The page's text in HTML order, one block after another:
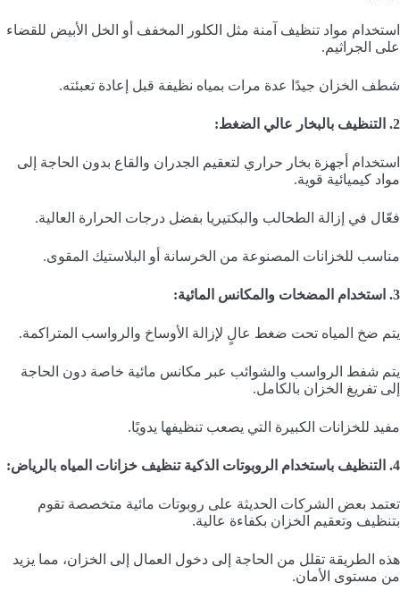
استخدام مواد تنظيف آمنة مثل الكلور المخفف أو الخل الأبيض للقضاء
على الجراثيم.
شطف الخزان جيدًا عدة مرات بمياه نظيفة قبل إعادة تعبئته.
2. التنظيف بالبخار عالي الضغط:
استخدام أجهزة بخار حراري لتعقيم الجدران والقاع بدون الحاجة إلى
مواد كيميائية قوية.
فعّال في إزالة الطحالب والبكتيريا بفضل درجات الحرارة العالية.
مناسب للخزانات المصنوعة من الخرسانة أو البلاستيك المقوى.
3. استخدام المضخات والمكانس المائية:
يتم ضخ المياه تحت ضغط عالٍ لإزالة الأوساخ والرواسب المتراكمة.
يتم شفط الرواسب والشوائب عبر مكانس مائية خاصة دون الحاجة
إلى تفريغ الخزان بالكامل.
مفيد للخزانات الكبيرة التي يصعب تنظيفها يدويًا.
4. التنظيف باستخدام الروبوتات الذكية تنظيف خزانات المياه بالرياض:
تعتمد بعض الشركات الحديثة على روبوتات مائية متخصصة تقوم
بتنظيف وتعقيم الخزان بكفاءة عالية.
هذه الطريقة تقلل من الحاجة إلى دخول العمال إلى الخزان، مما يزيد
من مستوى الأمان.